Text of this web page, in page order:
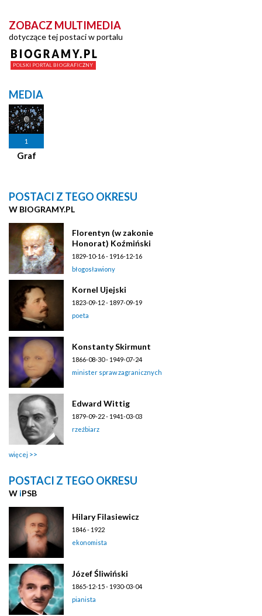
ZOBACZ MULTIMEDIA
dotyczące tej postaci w portalu
MEDIA
1
Graf
POSTACI Z TEGO OKRESU
W BIOGRAMY.PL
Florentyn (w zakonie
Honorat) Koźmiński
1829-10-16 - 1916-12-16
błogosławiony
Kornel Ujejski
1823-09-12 - 1897-09-19
poeta
Konstanty Skirmunt
1866-08-30 - 1949-07-24
minister spraw zagranicznych
Edward Wittig
1879-09-22 - 1941-03-03
rzeźbiarz
więcej
POSTACI Z TEGO OKRESU
W iPSB
Hilary Filasiewicz
1846 - 1922
ekonomista
Józef Śliwiński
1865-12-15 - 1930-03-04
pianista